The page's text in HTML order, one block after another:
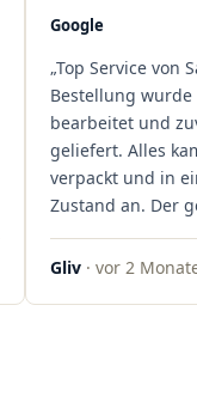
Google
„Top Service von
Bestellung wurde
bearbeitet und
geliefert. Alles
verpackt und in
Zustand an. Der
war
professionell.
Gliv · vor 2